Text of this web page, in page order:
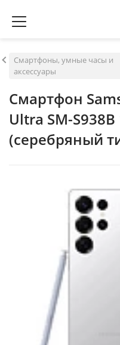
Смартфоны, умные часы и
аксессуары
Смартфон
Ultra SM-S938B
(серебряный